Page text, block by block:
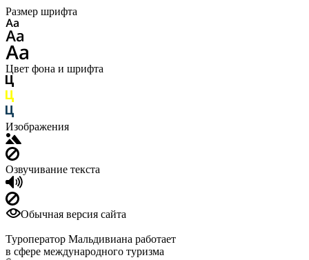
Размер шрифта
Цвет фона и шрифта
Изображения
Озвучивание текста
Обычная версия сайта
Туроператор Мальдивиана работает
в сфере международного туризма